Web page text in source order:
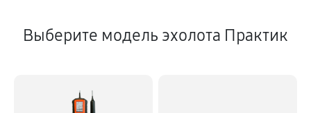
Выберите модель эхолота Практик